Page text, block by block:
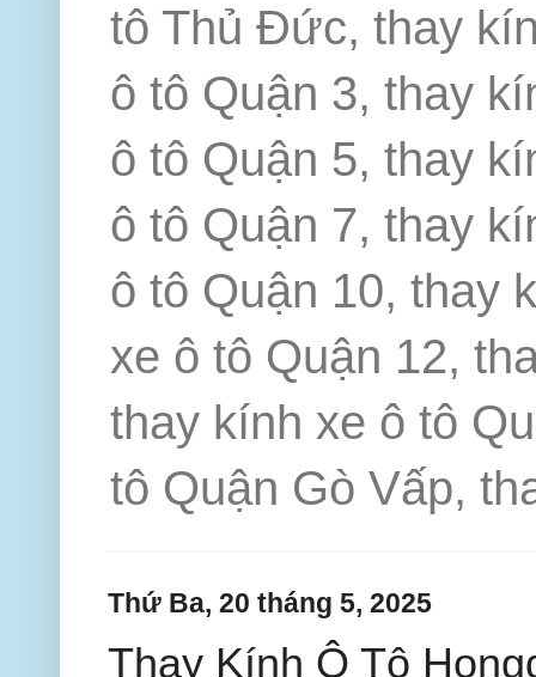
tô Thủ Đức, thay
ô tô Quận 3, thay
ô tô Quận 5, thay
ô tô Quận 7, thay
ô tô Quận 10, thay
xe ô tô Quận 12,
thay kính xe ô tô
tô Quận Gò Vấp,
Thứ Ba, 20 tháng 5, 2025
Thay Kính Ô Tô